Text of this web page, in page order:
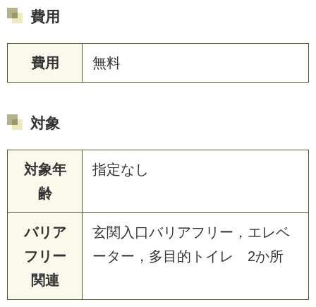
費用
費用 無料
対象
対象年
齢
指定なし
バリア
フリー
関連
玄関入口バリアフリー，エレベ
ーター，多目的トイレ 2か所